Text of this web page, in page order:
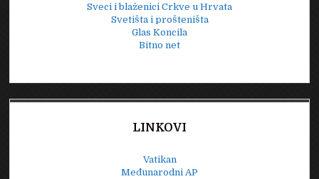
Sveci i blaženici Crkve u Hrvata
Svetišta i prošteništa
Glas Koncila
Bitno net
LINKOVI
Vatikan
Međunarodni AP